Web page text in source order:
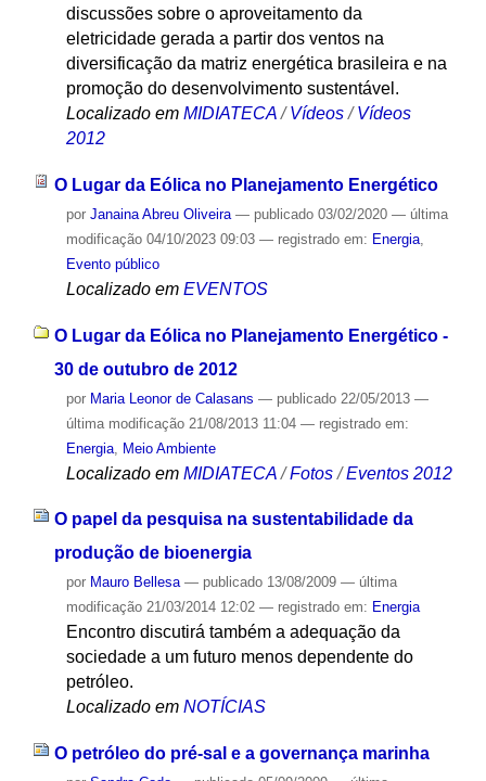
discussões sobre o aproveitamento da
eletricidade gerada a partir dos ventos na
diversificação da matriz energética brasileira e na
promoção do desenvolvimento sustentável.
Localizado em MIDIATECA /Vídeos /Vídeos
2012
O Lugar da Eólica no Planejamento Energético
por Janaina Abreu Oliveira — publicado03/02/2020 — última
modificação04/10/2023 09:03 — registrado em: Energia,
Evento público
Localizado em EVENTOS
O Lugar da Eólica no Planejamento Energético -
30 de outubro de 2012
por Maria Leonor de Calasans — publicado22/05/2013 —
última modificação21/08/2013 11:04 — registrado em:
Energia, Meio Ambiente
Localizado em MIDIATECA /Fotos /Eventos 2012
O papel da pesquisa na sustentabilidade da
produção de bioenergia
por Mauro Bellesa — publicado13/08/2009 — última
modificação21/03/2014 12:02 — registrado em: Energia
Encontro discutirá também a adequação da
sociedade a um futuro menos dependente do
petróleo.
Localizado em NOTÍCIAS
O petróleo do pré-sal e a governança marinha